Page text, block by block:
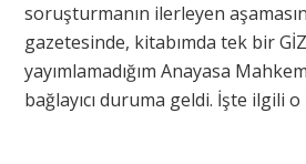
soruşturmanın ilerleyen
gazetesinde, kitabımda tek bir
yayımlamadığım Anayasa
bağlayıcı duruma geldi. İşte ilgili